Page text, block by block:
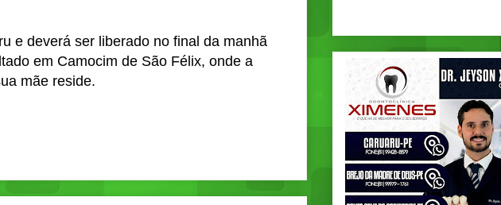
e deverá ser liberado no final da manhã
em Camocim de São Félix, onde a
mãe reside.